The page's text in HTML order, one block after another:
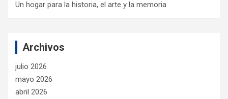
Un hogar para la historia, el arte y la memoria
Archivos
julio 2026
mayo 2026
abril 2026